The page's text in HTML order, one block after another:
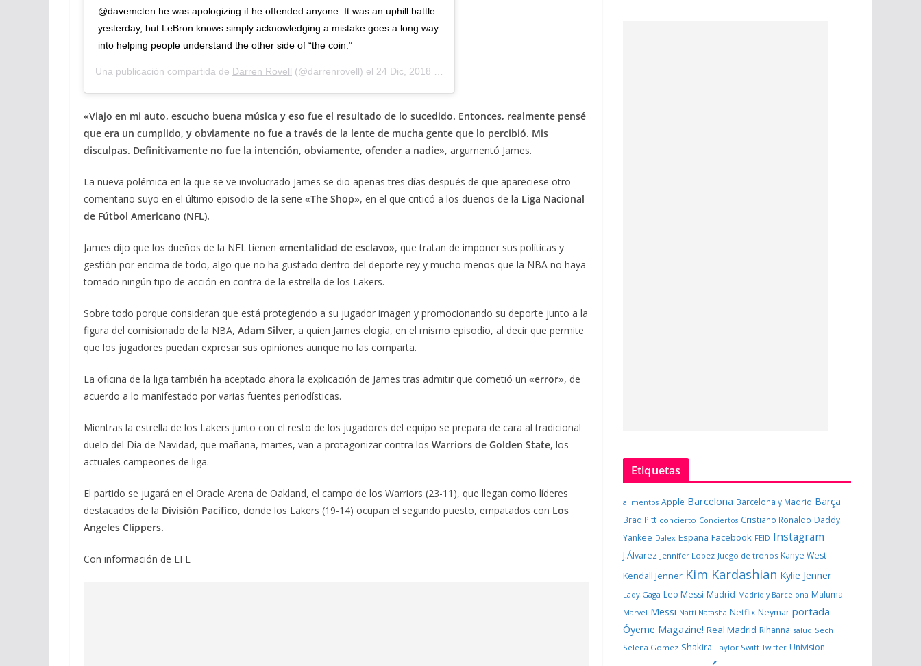
@davemcten he was apologizing if he offended anyone. It was an uphill battle
yesterday, but LeBron knows simply acknowledging a mistake goes a long way
into helping people understand the other side of “the coin.”
Una publicación compartida de Darren Rovell (@darrenrovell) el 24 Dic, 2018 a las 4:58 PST
«Viajo en mi auto, escucho buena música y eso fue el resultado de lo sucedido. Entonces, realmente pensé
que era un cumplido, y obviamente no fue a través de la lente de mucha gente que lo percibió. Mis
disculpas. Definitivamente no fue la intención, obviamente, ofender a nadie», argumentó James.
La nueva polémica en la que se ve involucrado James se dio apenas tres días después de que apareciese otro
comentario suyo en el último episodio de la serie «The Shop», en el que criticó a los dueños de la Liga Nacional
de Fútbol Americano (NFL).
James dijo que los dueños de la NFL tienen «mentalidad de esclavo», que tratan de imponer sus políticas y
gestión por encima de todo, algo que no ha gustado dentro del deporte rey y mucho menos que la NBA no haya
tomado ningún tipo de acción en contra de la estrella de los Lakers.
Sobre todo porque consideran que está protegiendo a su jugador imagen y promocionando su deporte junto a la
figura del comisionado de la NBA, Adam Silver, a quien James elogia, en el mismo episodio, al decir que permite
que los jugadores puedan expresar sus opiniones aunque no las comparta.
La oficina de la liga también ha aceptado ahora la explicación de James tras admitir que cometió un «error», de
acuerdo a lo manifestado por varias fuentes periodísticas.
Mientras la estrella de los Lakers junto con el resto de los jugadores del equipo se prepara de cara al tradicional
duelo del Día de Navidad, que mañana, martes, van a protagonizar contra los Warriors de Golden State, los
actuales campeones de liga.
El partido se jugará en el Oracle Arena de Oakland, el campo de los Warriors (23-11), que llegan como líderes
destacados de la División Pacífico, donde los Lakers (19-14) ocupan el segundo puesto, empatados con Los
Angeles Clippers.
Con información de EFE
Etiquetas
alimentos Apple Barcelona Barcelona y Madrid Barça
Brad Pitt concierto Conciertos Cristiano Ronaldo Daddy
Yankee Dalex España Facebook FEID Instagram
J.Álvarez Jennifer Lopez Juego de tronos Kanye West
Kendall Jenner Kim Kardashian Kylie Jenner
Lady Gaga Leo Messi Madrid Madrid y Barcelona Maluma
Marvel Messi Natti Natasha Netflix Neymar portada
Óyeme Magazine! Real Madrid Rihanna salud Sech
Selena Gomez Shakira Taylor Swift Twitter Univision